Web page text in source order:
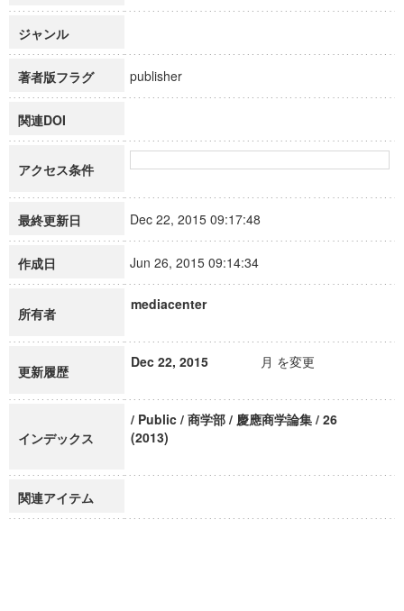
ジャンル
著者版フラグ publisher
関連DOI
アクセス条件
最終更新日 Dec 22, 2015 09:17:48
作成日 Jun 26, 2015 09:14:34
所有者
mediacenter
更新履歴
Dec 22, 2015 月 を変更
インデックス
/ Public / 商学部 / 慶應商学論集 / 26
(2013)
関連アイテム